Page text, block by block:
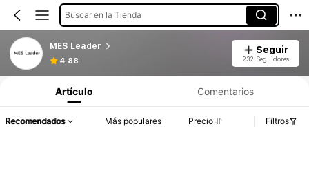
Buscar en la Tienda
MES Leader
4.88
Seguir
232 Seguidores
Artículo Comentarios
Recomendados Más populares Precio Filtros